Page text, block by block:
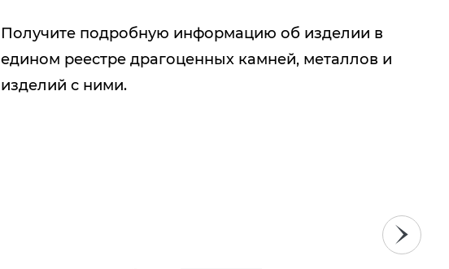
Получите подробную информацию об изделии в
едином реестре драгоценных камней, металлов и
изделий с ними.